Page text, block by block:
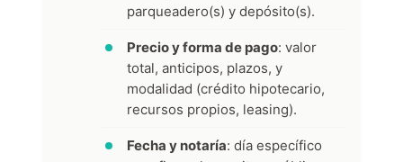
parqueadero(s) y depósito(s).
Precio y forma de pago: valor
total, anticipos, plazos, y
modalidad (crédito hipotecario,
recursos propios, leasing).
Fecha y notaría: día específico